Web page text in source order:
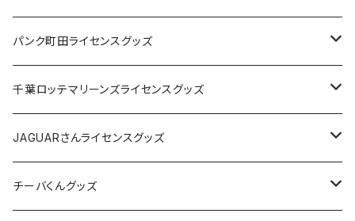
ステッカー
缶バッジ
ホテルキーホルダー
缶バッジ
アクリルキーホルダー
ホテルキーホルダー
クリアファイル
Tシャツ
キャップ
バッグ
ステッカー
パンク町田ライセンスグッズ
Tシャツ
キャップ
バッグ
千葉ロッテマリーンズライセンスグッズ
ステッカー
ステッカー
缶バッジ
JAGUARさんライセンスグッズ
Tシャツ
チーバくんグッズ